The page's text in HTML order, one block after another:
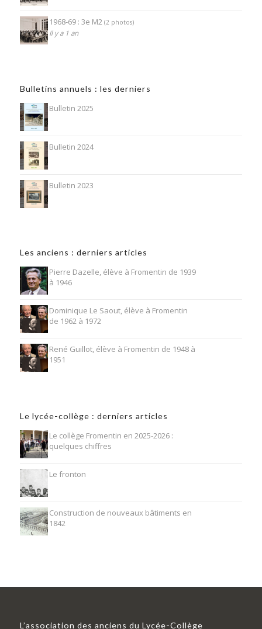
1968-69 : 3e M2 (2 photos)
Il y a 1 an
Bulletins annuels : les derniers
Bulletin 2025
Bulletin 2024
Bulletin 2023
Les anciens : derniers articles
Pierre Dazelle, élève à Fromentin de 1939
à 1946
Dominique Le Saout, élève à Fromentin
de 1962 à 1972
René Guillot, élève à Fromentin de 1948 à
1951
Le lycée-collège : derniers articles
Le collège Fromentin en 2025-2026 :
quelques chiffres
Le fronton
Construction de nouveaux bâtiments en
1842
L’association des anciens du Lycée-Collège